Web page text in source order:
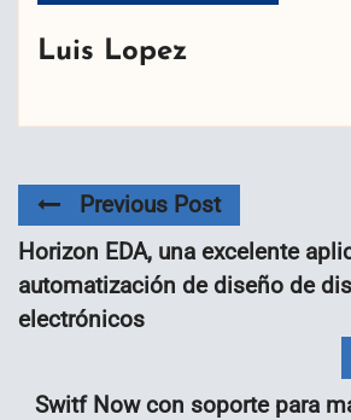
Luis Lopez
Previous Post
Horizon EDA, una excelente
automatización de diseño de
electrónicos
Switf Now con soporte para